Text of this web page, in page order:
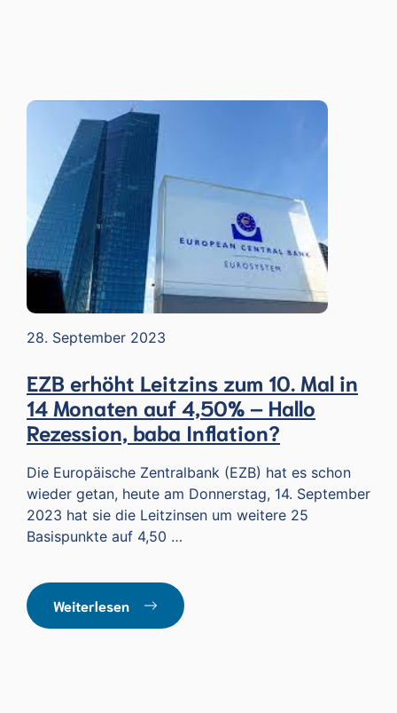
28. September 2023
EZB erhöht Leitzins zum 10. Mal in
14 Monaten auf 4,50% – Hallo
Rezession, baba Inflation?
Die Europäische Zentralbank (EZB) hat es schon
wieder getan, heute am Donnerstag, 14. September
2023 hat sie die Leitzinsen um weitere 25
Basispunkte auf 4,50 …
Weiterlesen